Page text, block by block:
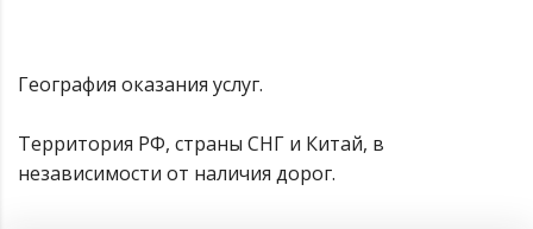
География оказания услуг.
Территория РФ, страны СНГ и Китай, в
независимости от наличия дорог.